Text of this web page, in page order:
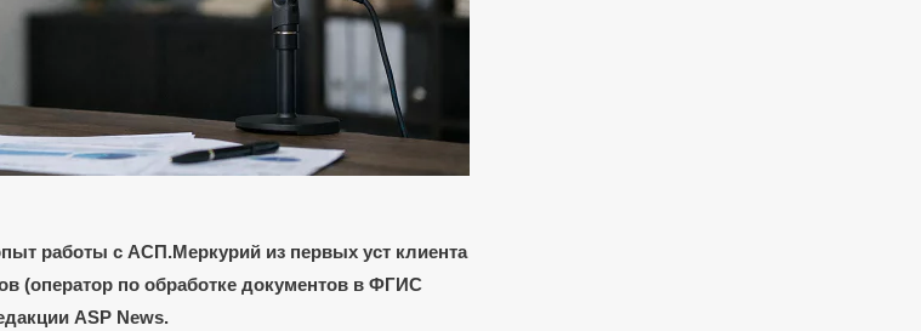
работы с АСП.Меркурий из первых уст клиента
(оператор по обработке документов в ФГИС
ASP News.